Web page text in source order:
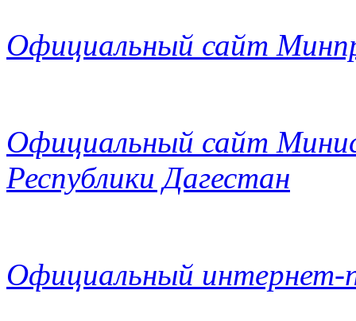
Официальный сайт
Официальный сайт
Республики Дагестан
Официальный интернет-